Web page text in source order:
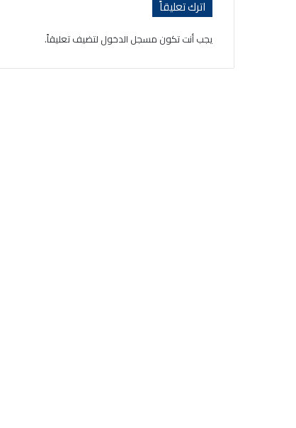
اترك تعليقاً
يجب أنت تكون مسجل الدخول لتضيف تعليقاً.